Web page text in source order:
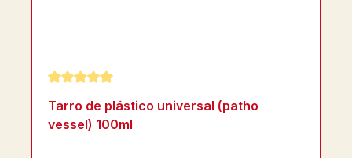
Calificación promedio de 5 de 5 estrellas
Tarro de plástico universal (patho
vessel) 100ml